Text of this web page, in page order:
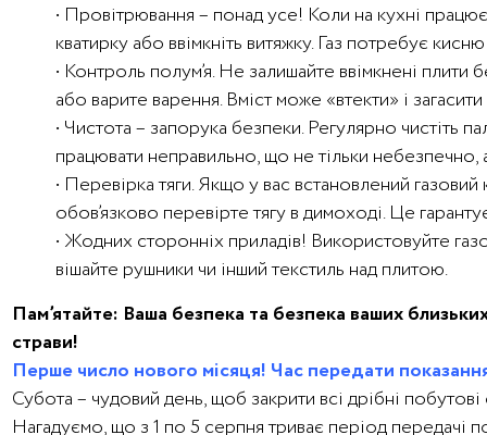
• Провітрювання – понад усе! Коли на кухні
кватирку або ввімкніть витяжку. Газ потребує
• Контроль полум’я. Не залишайте ввімкнені
або варите варення. Вміст може «втекти» і
• Чистота – запорука безпеки. Регулярно чистіть
працювати неправильно, що не тільки небезпечно,
• Перевірка тяги. Якщо у вас встановлений
обов’язково перевірте тягу в димоході. Це
• Жодних сторонніх приладів! Використовуйте
вішайте рушники чи інший текстиль над плитою.
Пам’ятайте: Ваша безпека та безпека ваших
страви!
Перше число нового місяця! Час передати
Субота – чудовий день, щоб закрити всі дрібні
Нагадуємо, що з 1 по 5 серпня триває період передачі